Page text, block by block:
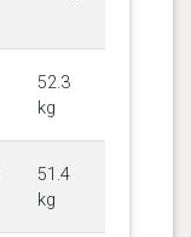
52.3
kg
51.4
kg